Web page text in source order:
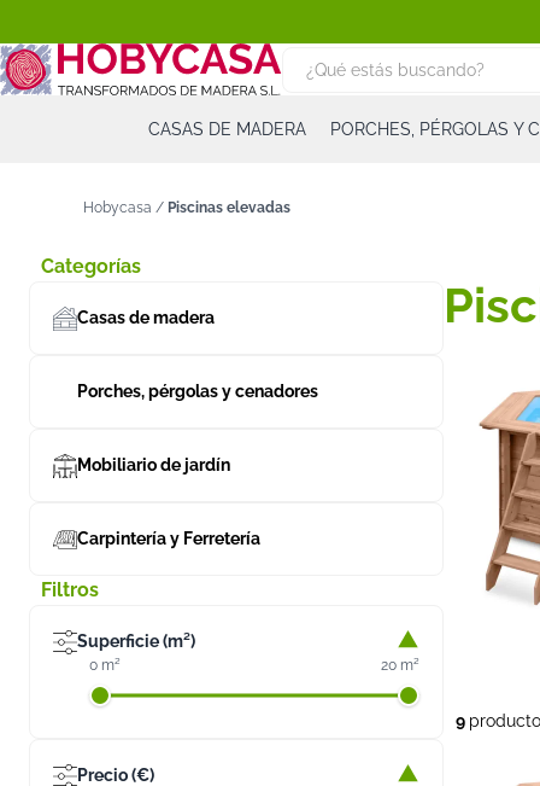
CASAS DE MADERA PORCHES, PÉRGOLAS Y
Hobycasa / Piscinas elevadas
Categorías
Casas de madera
Porches, pérgolas y cenadores
Mobiliario de jardín
Carpintería y Ferretería
Filtros
Superficie (m²)
0 m² 20 m²
Precio (€)
9